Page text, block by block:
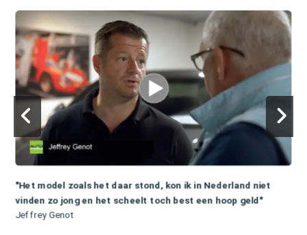
"Het model zoals het daar stond, kon ik in Nederland niet
vinden zo jong en het scheelt toch best een hoop geld"
Jeffrey Genot